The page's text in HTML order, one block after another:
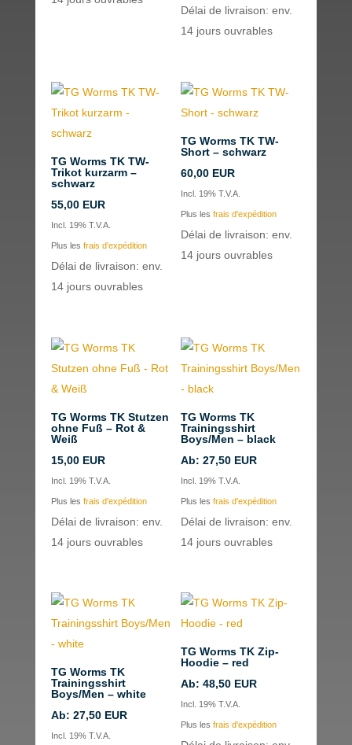
Délai de livraison: env.
14 jours ouvrables
TG Worms TK TW-
Trikot kurzarm –
schwarz
55,00EUR
Incl. 19% T.V.A.
Plus les frais d'expédition
Délai de livraison: env.
14 jours ouvrables
TG Worms TK TW-
Short – schwarz
60,00 EUR
Incl. 19% T.V.A.
Plus lesfrais d'expédition
Délai de livraison: env.
14 jours ouvrables
TG Worms TK Stutzen
ohne Fuß – Rot &
Weiß
15,00EUR
Incl. 19% T.V.A.
Plus les frais d'expédition
Délai de livraison: env.
14 jours ouvrables
TG Worms TK
Trainingsshirt
Boys/Men – black
Ab:27,50 EUR
Incl. 19% T.V.A.
Plus lesfrais d'expédition
Délai de livraison: env.
14 jours ouvrables
TG Worms TK
Trainingsshirt
Boys/Men – white
Ab: 27,50EUR
Incl. 19% T.V.A.
TG Worms TK Zip-
Hoodie – red
Ab:48,50 EUR
Incl. 19% T.V.A.
Plus lesfrais d'expédition